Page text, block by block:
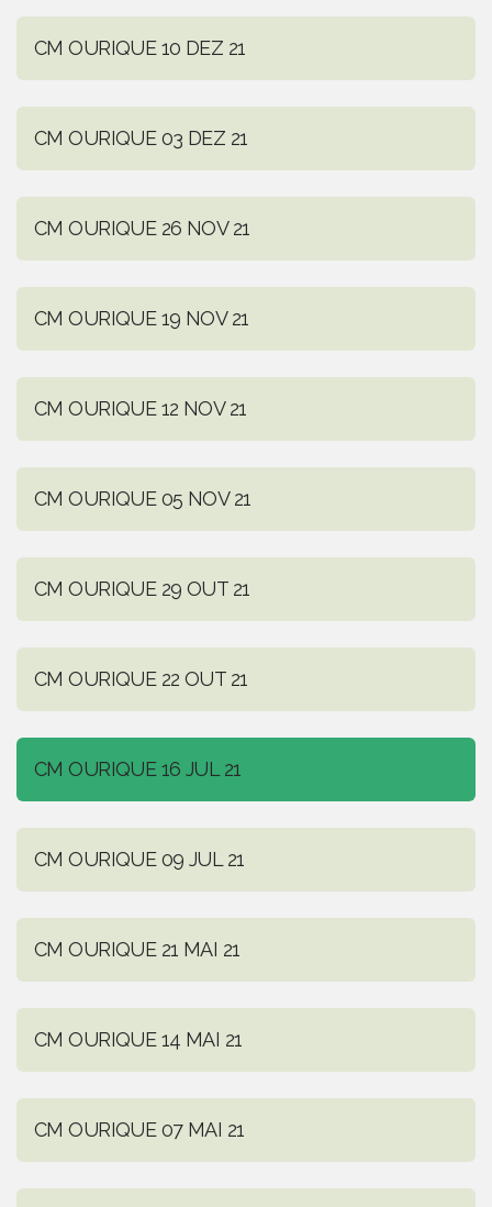
CM OURIQUE 10 DEZ 21
CM OURIQUE 03 DEZ 21
CM OURIQUE 26 NOV 21
CM OURIQUE 19 NOV 21
CM OURIQUE 12 NOV 21
CM OURIQUE 05 NOV 21
CM OURIQUE 29 OUT 21
CM OURIQUE 22 OUT 21
CM OURIQUE 16 JUL 21
CM OURIQUE 09 JUL 21
CM OURIQUE 21 MAI 21
CM OURIQUE 14 MAI 21
CM OURIQUE 07 MAI 21